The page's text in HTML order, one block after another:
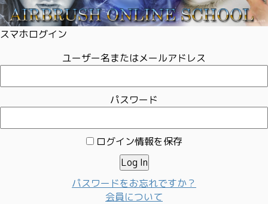
スマホログイン
ユーザー名またはメールアドレス
パスワード
ログイン情報を保存
パスワードをお忘れですか？
会員について